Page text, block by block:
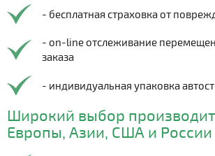
- бесплатная страховка от
- on-line отслеживание
заказа
- индивидуальная упаковка
Широкий выбор
Европы, Азии, США и России